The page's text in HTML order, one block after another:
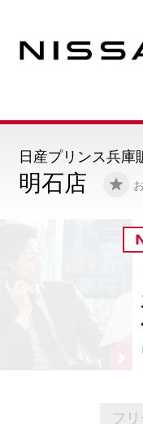
明石店
日産プリンス兵庫
【
ス
ー